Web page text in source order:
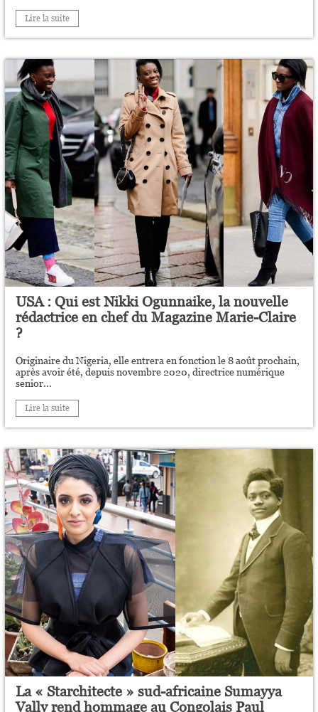
Lire la suite
USA : Qui est Nikki Ogunnaike, la nouvelle
rédactrice en chef du Magazine Marie-Claire
?
Originaire du Nigeria, elle entrera en fonction le 8 août prochain,
après avoir été, depuis novembre 2020, directrice numérique
senior...
Lire la suite
La « Starchitecte » sud-africaine Sumayya
Vally rend hommage au Congolais Paul